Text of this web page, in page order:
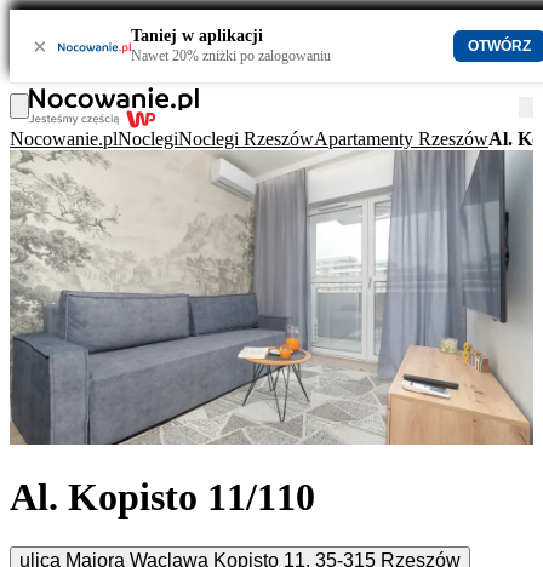
× Taniej w aplikacji
Nawet 20% zniżki po zalogowaniu
OTWÓRZ
Nocowanie.plNoclegiNoclegi RzeszówApartamenty RzeszówAl.
Al. Kopisto 11/110
ulica Majora Waclawa Kopisto 11, 35-315 Rzeszów